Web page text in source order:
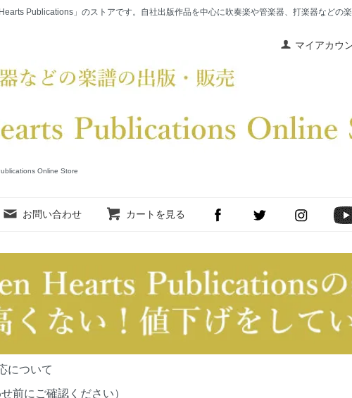
Publications」のストアです。自社出版作品を中心に吹奏楽や管楽器、打楽器などの楽
マイアカウ
Online Store
お問い合わせ カートを見る
について
前にご確認ください）